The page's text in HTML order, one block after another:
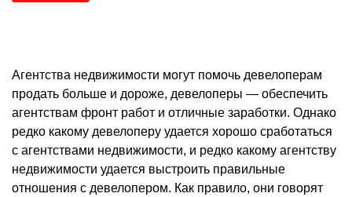
Агентства недвижимости могут помочь девелоперам
продать больше и дороже, девелоперы — обеспечить
агентствам фронт работ и отличные заработки. Однако
редко какому девелоперу удается хорошо сработаться
с агентствами недвижимости, и редко какому агентству
недвижимости удается выстроить правильные
отношения с девелопером. Как правило, они говорят